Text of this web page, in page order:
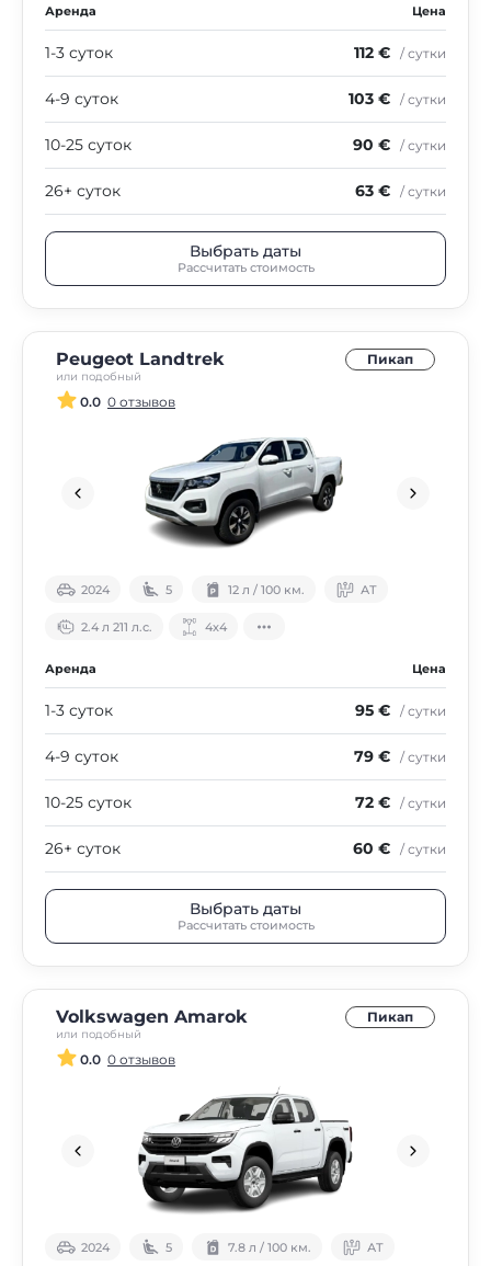
Аренда Цена
1-3 суток 112 € / сутки
4-9 суток 103 € / сутки
10-25 суток 90 € / сутки
26+ суток 63 € / сутки
Выбрать даты
Рассчитать стоимость
Peugeot Landtrek
или подобный
Пикап
0.0 0 отзывов
2024 5 12 л / 100 км. АТ
2.4 л 211 л.с. 4х4
Аренда Цена
1-3 суток 95 € / сутки
4-9 суток 79 € / сутки
10-25 суток 72 € / сутки
26+ суток 60 € / сутки
Выбрать даты
Рассчитать стоимость
Volkswagen Amarok
или подобный
Пикап
0.0 0 отзывов
2024 5 7.8 л / 100 км. АТ